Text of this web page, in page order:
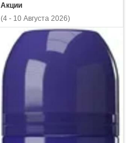
Акции
(4 - 10 Августа 2026)